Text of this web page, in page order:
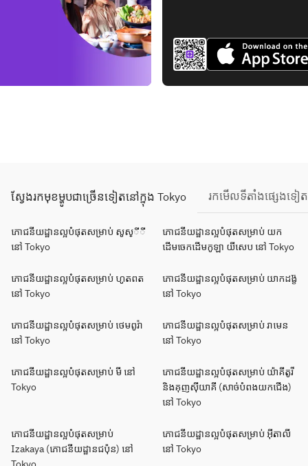
ស្វែងរកមុខម្ហូបជាច្រើនទៀតនៅក្នុង Tokyo រកមើលទីតាំងផ្សេងទៀ
ភោជនីយដ្ឋានល្អបំផុតសម្រាប់ សូស្ីី
នៅ Tokyo
ភោជនីយដ្ឋានល្អបំផុតសម្រាប់ យក
ដើមចេកដើមកូឡា យីសេប នៅ Tokyo
ភោជនីយដ្ឋានល្អបំផុតសម្រាប់ ហូតពត
នៅ Tokyo
ភោជនីយដ្ឋានល្អបំផុតសម្រាប់ យាកដង្ខ៊
នៅ Tokyo
ភោជនីយដ្ឋានល្អបំផុតសម្រាប់ ថេមពូរ៉ា
នៅ Tokyo
ភោជនីយដ្ឋានល្អបំផុតសម្រាប់ រាមេន
នៅ Tokyo
ភោជនីយដ្ឋានល្អបំផុតសម្រាប់ មី នៅ
Tokyo
ភោជនីយដ្ឋានល្អបំផុតសម្រាប់ យ៉ាគីតូរី
និងគុញសុីយាគី (សាច់បំពងយកជើង)
នៅ Tokyo
ភោជនីយដ្ឋានល្អបំផុតសម្រាប់
Izakaya (ភោជនីយដ្ឋានជប៉ុន) នៅ
ភោជនីយដ្ឋានល្អបំផុតសម្រាប់ អ៊ីតាលី
នៅ Tokyo